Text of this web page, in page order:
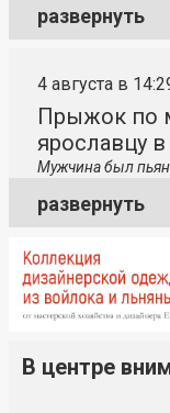
развернуть
4 августа в
Прыжок по
ярославцу
Мужчина был
развернуть
В центре